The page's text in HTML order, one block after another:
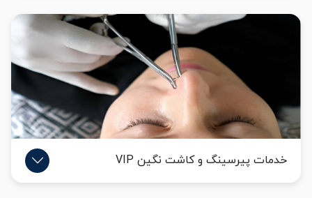
خدمات پیرسینگ و کاشت نگین VIP